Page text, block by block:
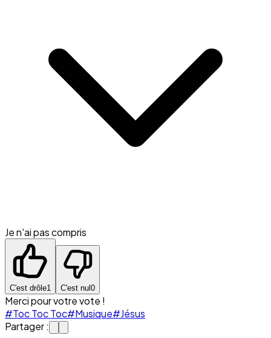
Je n'ai pas compris
C'est drôle1 C'est nul 0
Merci pour votre vote !
#Toc Toc Toc#Musique#Jésus
Partager :